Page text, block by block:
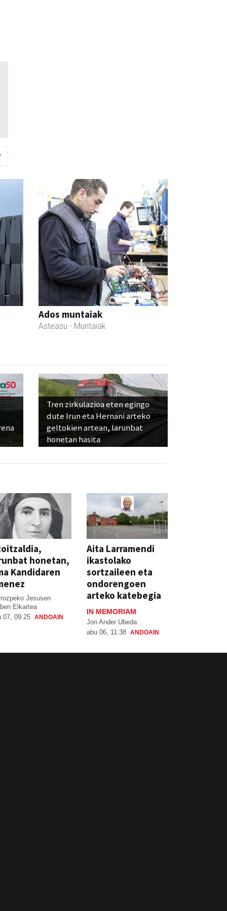
Ados muntaiak
Asteasu - Muntaiak
Tren zirkulazioa eten egingo
dute Irun eta Hernani arteko
geltokien artean, larunbat
honetan hasita
honetan,
Kandidaren
Jesusen
Elkartea
07, 09:25 ANDOAIN
Aita Larramendi
ikastolako
sortzaileen eta
ondorengoen
arteko katebegia
IN MEMORIAM
Jon Ander Ubeda
abu 06, 11:38 ANDOAIN